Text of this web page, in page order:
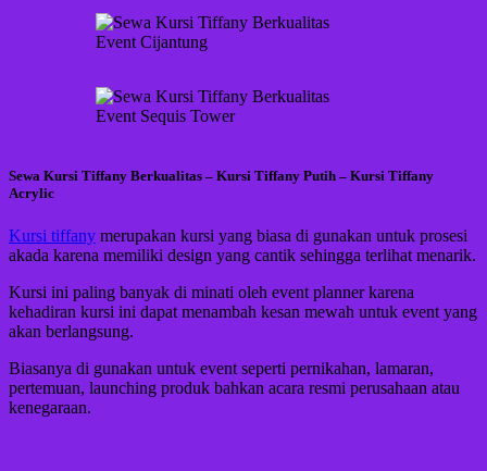
Event Cijantung
Event Sequis Tower
Sewa Kursi Tiffany Berkualitas – Kursi Tiffany Putih – Kursi Tiffany
Acrylic
Kursi tiffany merupakan kursi yang biasa di gunakan untuk prosesi
akada karena memiliki design yang cantik sehingga terlihat menarik.
Kursi ini paling banyak di minati oleh event planner karena
kehadiran kursi ini dapat menambah kesan mewah untuk event yang
akan berlangsung.
Biasanya di gunakan untuk event seperti pernikahan, lamaran,
pertemuan, launching produk bahkan acara resmi perusahaan atau
kenegaraan.